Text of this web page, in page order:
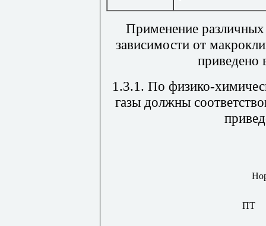
Применение
зависимости от
приведено
1.3.1. По физико-
газы должны
ПТ